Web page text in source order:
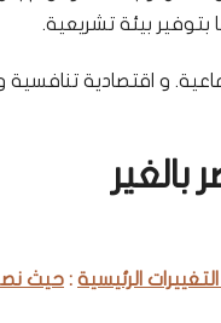
بتوفير بيئة تشريعية.
و اقتصادية تنافسية
بالغير
: حيث